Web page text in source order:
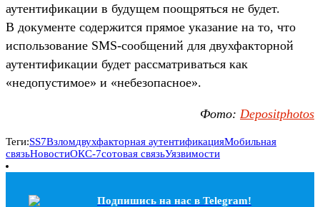
аутентификации в будущем поощряться не будет.
В документе содержится прямое указание на то, что
использование SMS-сообщений для двухфакторной
аутентификации будет рассматриваться как
«недопустимое» и «небезопасное».
Фото: Depositphotos
Теги:SS7Взломдвухфакторная аутентификацияМобильная
связьНовостиОКС-7сотовая связьУязвимости
Подпишись на наc в Telegram!